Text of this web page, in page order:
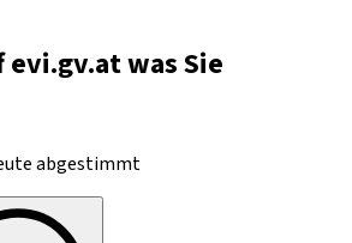
evi.gv.at was Sie
abgestimmt